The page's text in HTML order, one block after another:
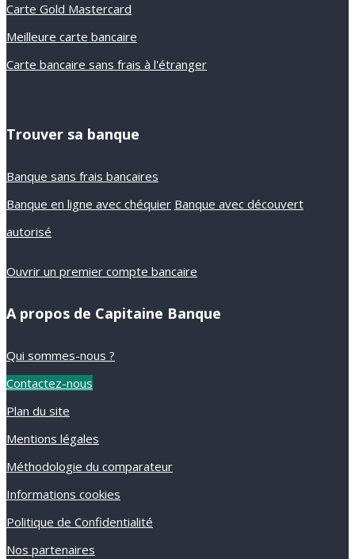
Carte Gold Mastercard
Meilleure carte bancaire
Carte bancaire sans frais à l'étranger
Trouver sa banque
Banque sans frais bancaires
Banque en ligne avec chéquier Banque avec découvert
autorisé
Ouvrir un premier compte bancaire
A propos de Capitaine Banque
Qui sommes-nous ?
Contactez-nous
Plan du site
Mentions légales
Méthodologie du comparateur
Informations cookies
Politique de Confidentialité
Nos partenaires